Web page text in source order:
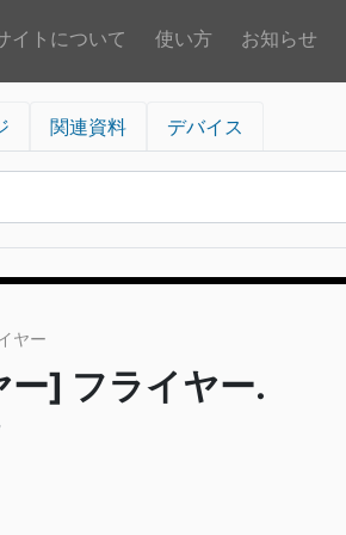
イトについて 使い方 お知らせ
関連資料 デバイス
ヤー
ー] フライヤー.